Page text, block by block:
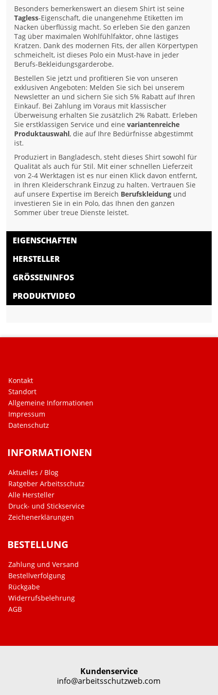
Besonders bemerkenswert an diesem Shirt ist seine
Tagless-Eigenschaft, die unangenehme Etiketten im
Nacken überflüssig macht. So erleben Sie den ganzen
Tag über maximalen Wohlfühlfaktor, ohne lästiges
Kratzen. Dank des modernen Fits, der allen Körpertypen
schmeichelt, ist dieses Polo ein Must-have in jeder
Berufs-Bekleidungsgarderobe.
Bestellen Sie jetzt und profitieren Sie von unseren
exklusiven Angeboten: Melden Sie sich bei unserem
Newsletter an und sichern Sie sich 5% Rabatt auf Ihren
Einkauf. Bei Zahlung im Voraus mit klassischer
Überweisung erhalten Sie zusätzlich 2% Rabatt. Erleben
Sie erstklassigen Service und einevariantenreiche
Produktauswahl, die auf Ihre Bedürfnisse abgestimmt
ist.
Produziert in Bangladesch, steht dieses Shirt sowohl für
Qualität als auch für Stil. Mit einer schnellen Lieferzeit
von 2-4 Werktagen ist es nur einen Klick davon entfernt,
in Ihren Kleiderschrank Einzug zu halten. Vertrauen Sie
auf unsere Expertise im Bereich Berufskleidung und
investieren Sie in ein Polo, das Ihnen den ganzen
Sommer über treue Dienste leistet.
EIGENSCHAFTEN
HERSTELLER
GRÖSSENINFOS
PRODUKTVIDEO
Kontakt
Standort
Allgemeine Informationen
Impressum
Datenschutz
INFORMATIONEN
Aktuelles / Blog
Ratgeber Arbeitsschutz
Alle Hersteller
Druck- und Stickservice
Zeichenerklärungen
BESTELLUNG
Zahlung und Versand
Bestellverfolgung
Rückgabe
Widerrufsbelehrung
AGB
Kundenservice
info@arbeitsschutzweb.com